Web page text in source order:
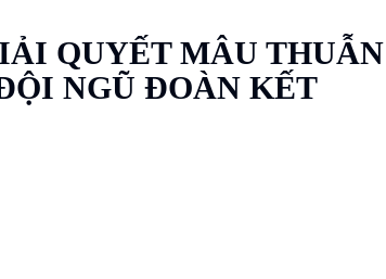
QUYẾT MÂU
NGŨ ĐOÀN KẾT